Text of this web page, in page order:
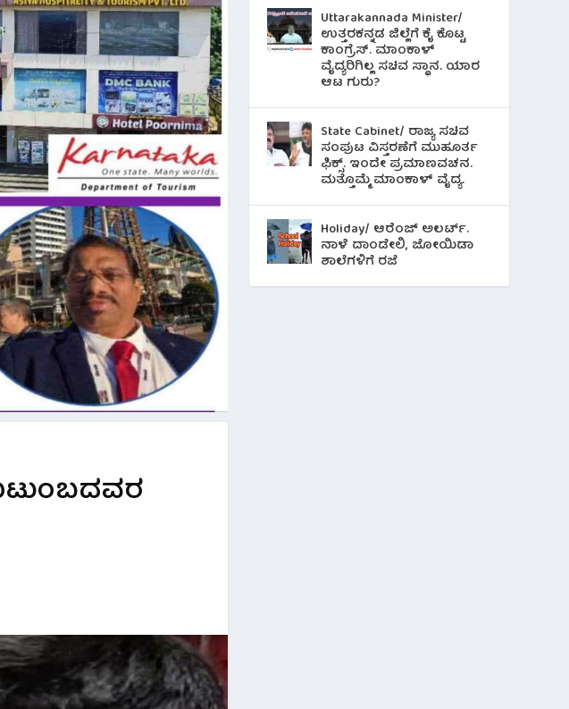
Uttarakannada Minister/
ಉತ್ತರಕನ್ನಡ ಜಿಲ್ಲೆಗೆ ಕೈ ಕೊಟ್ಟ
ಕಾಂಗ್ರೆಸ್. ಮಾಂಕಾಳ್
ವೈದ್ಯರಿಗಿಲ್ಲ ಸಚಿವ ಸ್ಥಾನ. ಯಾರ
ಆಟ ಗುರು?
State Cabinet/ ರಾಜ್ಯ ಸಚಿವ
ಸಂಪುಟ ವಿಸ್ತರಣೆಗೆ ಮುಹೂರ್ತ
ಫಿಕ್ಸ್. ಇಂದೇ ಪ್ರಮಾಣವಚನ.
ಮತ್ತೊಮ್ಮೆ ಮಾಂಕಾಳ್ ವೈದ್ಯ.
Holiday/ ಆರೆಂಜ್ ಅಲರ್ಟ್.
ನಾಳೆ ದಾಂಡೇಲಿ, ಜೋಯಿಡಾ
ಶಾಲೆಗಳಿಗೆ ರಜೆ